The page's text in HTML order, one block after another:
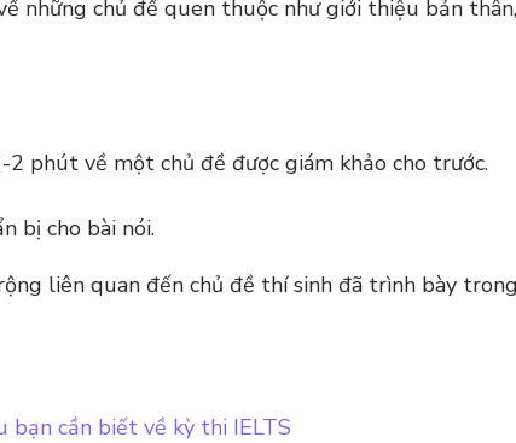
những chủ đề quen thuộc như giới thiệu bản
phút về một chủ đề được giám khảo cho trước.
bị cho bài nói.
liên quan đến chủ đề thí sinh đã trình bày
bạn cần biết về kỳ thi IELTS